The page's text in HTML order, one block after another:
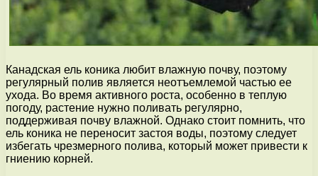
Канадская ель коника любит влажную почву, поэтому
регулярный полив является неотъемлемой частью ее
ухода. Во время активного роста, особенно в теплую
погоду, растение нужно поливать регулярно,
поддерживая почву влажной. Однако стоит помнить, что
ель коника не переносит застоя воды, поэтому следует
избегать чрезмерного полива, который может привести к
гниению корней.